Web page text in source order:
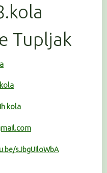
Tupljak
kola
sJbgUIloWbA